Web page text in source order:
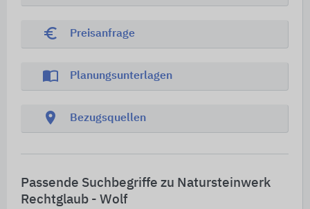
euro_symbol Preisanfrage
import_contacts Planungsunterlagen
location_on Bezugsquellen
Passende Suchbegriffe zu Natursteinwerk
Rechtglaub - Wolf